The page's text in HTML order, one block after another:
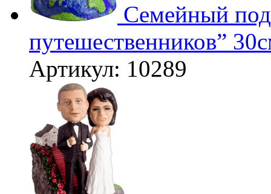
Семейный
путешественников”
Артикул: 10289